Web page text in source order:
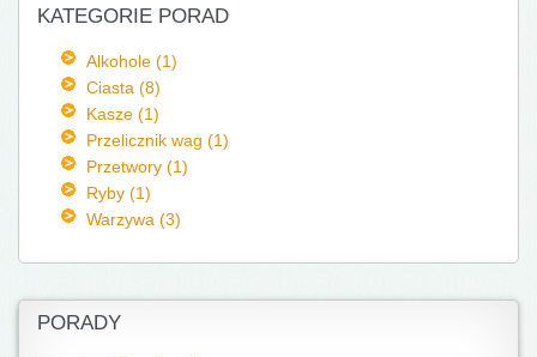
KATEGORIE PORAD
Alkohole (1)
Ciasta (8)
Kasze (1)
Przelicznik wag (1)
Przetwory (1)
Ryby (1)
Warzywa (3)
PORADY